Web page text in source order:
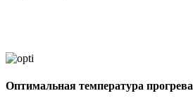
Оптимальная температура прогрева